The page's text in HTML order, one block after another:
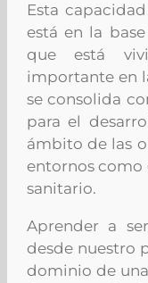
Esta
está en la
que está
importante en
se consolida
para el
ámbito de las
entornos como
sanitario.
Aprender a
desde nuestro
dominio de